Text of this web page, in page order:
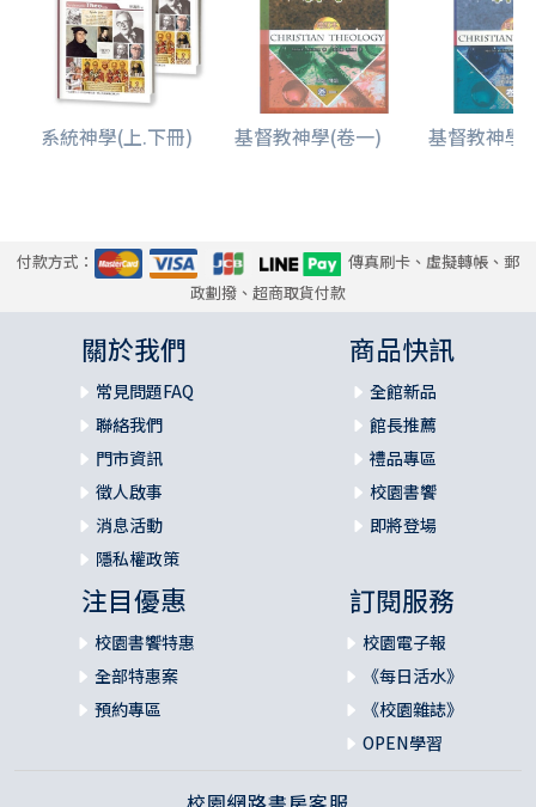
系統神學(上.下冊) 基督教神學(卷一) 基督教神學
付款方式：
傳真刷卡、虛擬轉帳、郵
政劃撥、超商取貨付款
關於我們
常見問題FAQ
聯絡我們
門市資訊
徵人啟事
消息活動
隱私權政策
商品快訊
全館新品
館長推薦
禮品專區
校園書饗
即將登場
注目優惠
校園書饗特惠
全部特惠案
預約專區
訂閱服務
校園電子報
《每日活水》
《校園雜誌》
OPEN學習